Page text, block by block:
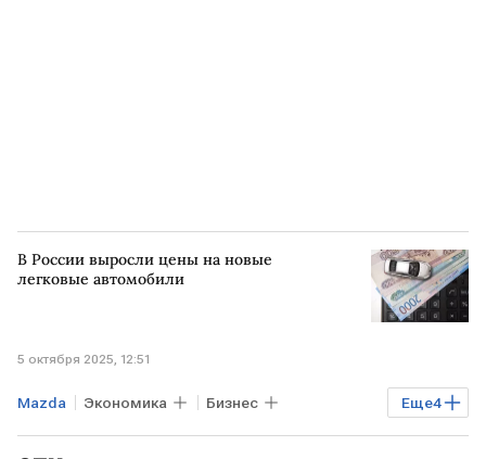
В России выросли цены на новые
легковые автомобили
5 октября 2025, 12:51
Еще4
Mazda Экономика Бизнес
РОССИЯ Toyota BMW